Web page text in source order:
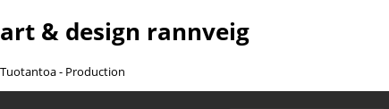
art & design rannveig
Tuotantoa - Production